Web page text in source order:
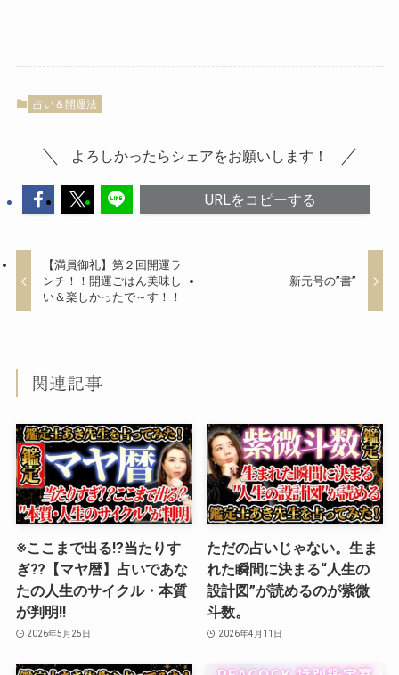
占い＆開運法
よろしかったらシェアをお願いします！
URLをコピーする
【満員御礼】第２回開運ラ
ンチ！！開運ごはん美味し
い＆楽しかったで～す！！
新元号の”書”
関連記事
※ここまで出る⁉︎当たりす
ぎ⁇【マヤ暦】占いであな
たの人生のサイクル・本質
が判明‼️
2026年5月25日
ただの占いじゃない。生ま
れた瞬間に決まる“人生の
設計図”が読めるのが紫微
斗数。
2026年4月11日